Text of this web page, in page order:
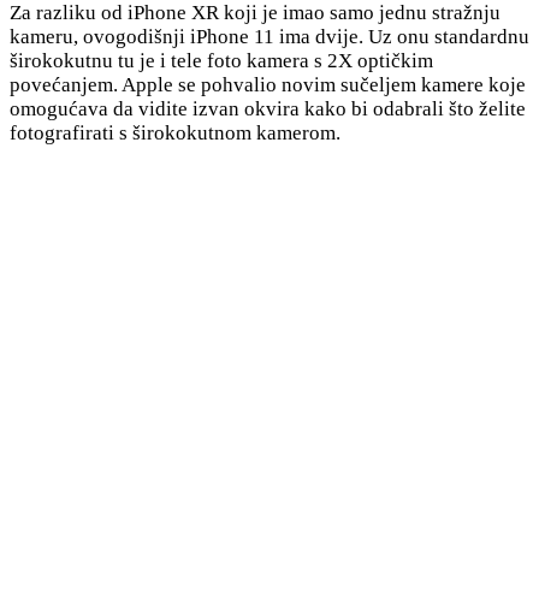
Za razliku od iPhone XR koji je imao samo jednu stražnju
kameru, ovogodišnji iPhone 11 ima dvije. Uz onu standardnu
širokokutnu tu je i tele foto kamera s 2X optičkim
povećanjem. Apple se pohvalio novim sučeljem kamere koje
omogućava da vidite izvan okvira kako bi odabrali što želite
fotografirati s širokokutnom kamerom.